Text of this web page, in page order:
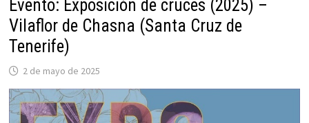
Evento: Exposición de cruces (2025) –
Vilaflor de Chasna (Santa Cruz de
Tenerife)
2 de mayo de 2025